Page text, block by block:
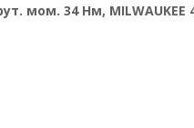
мом. 34 Нм, MILWAUKEE